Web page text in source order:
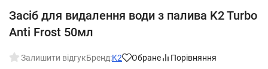
Засіб для видалення води з палива K2 Turbo
Anti Frost 50мл
Залишити відгукБренд:K2 Обране Порівняння